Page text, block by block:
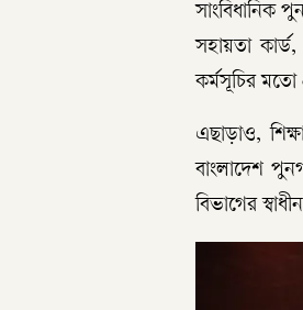
সাংবিধানিক
সহায়তা
কর্মসূচির মতো
এছাড়াও,
বাংলাদেশ
বিভাগের